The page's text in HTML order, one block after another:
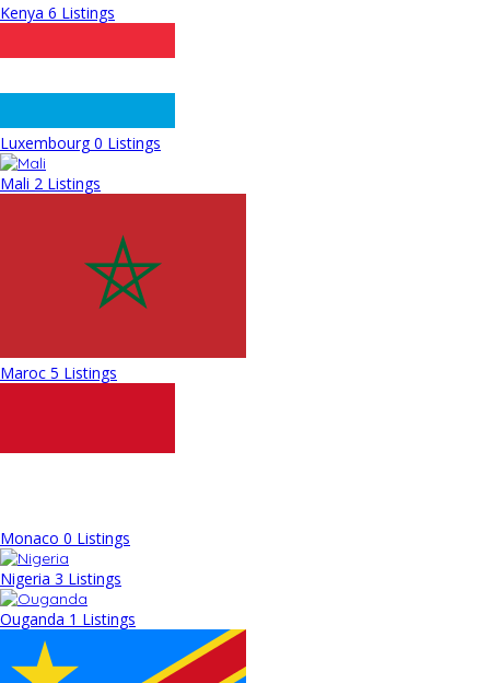
Kenya 6 Listings
Luxembourg 0 Listings
Mali 2 Listings
Maroc 5 Listings
Monaco 0 Listings
Nigeria 3 Listings
Ouganda 1 Listings